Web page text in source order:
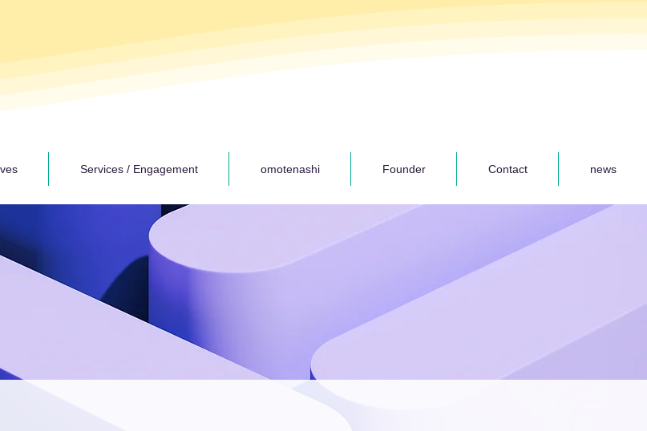
Services / Engagement omotenashi Founder Contact news